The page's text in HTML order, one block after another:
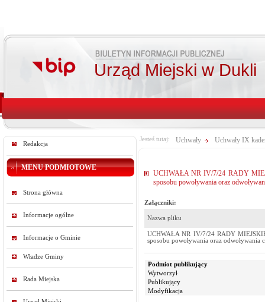
Urząd Miejski w Dukli
Redakcja
MENU PODMIOTOWE
Strona główna
Informacje ogólne
Informacje o Gminie
Władze Gminy
Rada Miejska
Jesteś tutaj: Uchwały Uchwały IX
UCHWAŁA NR IV/7/24 RADY
sposobu powoływania oraz
Załączniki:
Nazwa pliku
UCHWAŁA NR IV/7/24 RADY
sposobu powoływania oraz
Podmiot publikujący
Wytworzył
Publikujący
Modyfikacja